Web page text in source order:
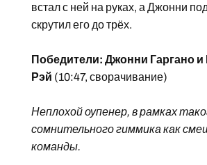
встал с ней на руках, а Джонни
скрутил его до трёх.
Победители: Джонни Гаргано и
Рэй (10:47, сворачивание)
Неплохой оупенер, в рамках
сомнительного гиммика как
команды.